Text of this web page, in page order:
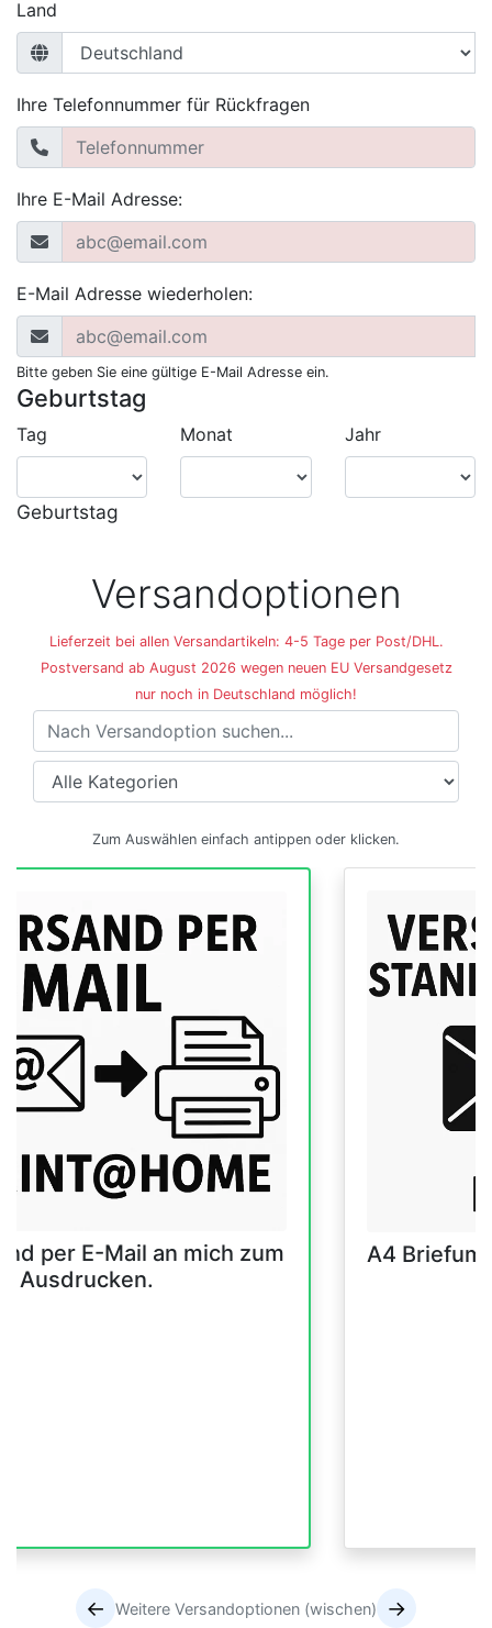
Land
Ihre Telefonnummer für Rückfragen
Ihre E-Mail Adresse:
E-Mail Adresse wiederholen:
Bitte geben Sie eine gültige E-Mail Adresse ein.
Geburtstag
Tag Monat Jahr
Geburtstag
Versandoptionen
Lieferzeit bei allen Versandartikeln: 4-5 Tage per Post/DHL.
Postversand ab August 2026 wegen neuen EU Versandgesetz
nur noch in Deutschland möglich!
Versandoptionen
Zum Auswählen einfach antippen oder klicken.
per E-Mail an mich zum
Ausdrucken.
A4
← Weitere Versandoptionen (wischen) →